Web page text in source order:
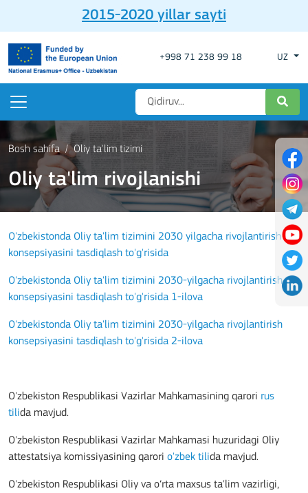
2015-2020 yillar sayti
+998 71 238 99 18 UZ
Bosh sahifa Oliy ta'lim tizimi
Oliy ta'lim rivojlanishi
O'zbekistonda Oliy ta'lim tizimini 2030 yilgacha rivojlantirish
konsepsiyasini tasdiqlash to'g'risida
O'zbekistonda Oliy ta'lim tizimini 2030-yilgacha rivojlantirish
konsepsiyasini tasdiqlash to'g'risida 1-ilova
O'zbekistonda Oliy ta'lim tizimini 2030-yilgacha rivojlantirish
konsepsiyasini tasdiqlash to'g'risida 2-ilova
O'zbekiston Respublikasi Vazirlar Mahkamasining qarori rus
tilida mavjud.
O'zbekiston Respublikasi Vazirlar Mahkamasi huzuridagi Oliy
attestatsiya komissiyasining qarori o'zbek tilida mavjud.
O'zbekiston Respublikasi Oliy va o‘rta maxsus ta'lim vazirligi,